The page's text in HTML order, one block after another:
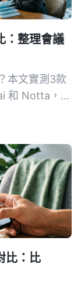
：整理會議
本文實測3款
和 Notta，從
比：比